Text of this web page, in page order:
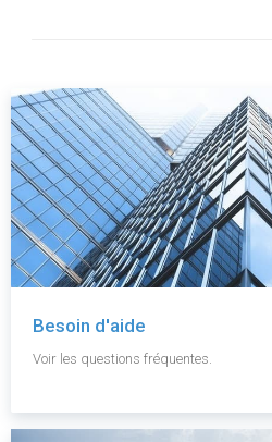
Besoin d'aide
Voir les questions fréquentes.